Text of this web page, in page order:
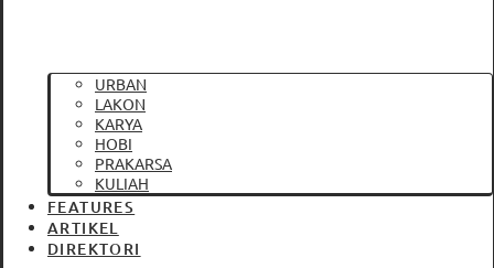
URBAN
LAKON
KARYA
HOBI
PRAKARSA
KULIAH
FEATURES
ARTIKEL
DIREKTORI